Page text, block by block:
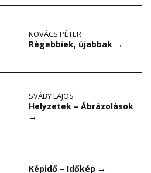
KOVÁCS PÉTER
Régebbiek, újabbak →
SVÁBY LAJOS
Helyzetek – Ábrázolások
→
Képidő – Időkép →